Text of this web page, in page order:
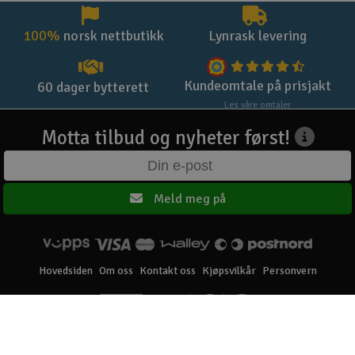
100% norsk nettbutikk Lynrask levering
60 dager bytterett Kundeomtale på prisjakt
Les våre omtaler
Motta tilbud og nyheter først!
Meld meg på
Hovedsiden Om oss Kontakt oss Kjøpsvilkår Personvern